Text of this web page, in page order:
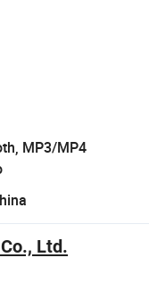
MP3/MP4
Ltd.